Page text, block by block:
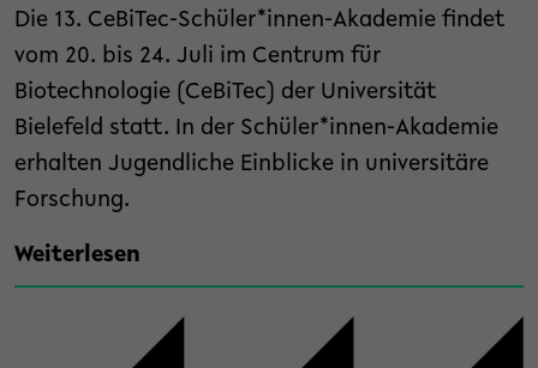
Die 13. CeBiTec-Schüler*innen-Akademie findet
vom 20. bis 24. Juli im Centrum für
Biotechnologie (CeBiTec) der Universität
Bielefeld statt. In der Schüler*innen-Akademie
erhalten Jugendliche Einblicke in universitäre
Forschung.
Weiterlesen